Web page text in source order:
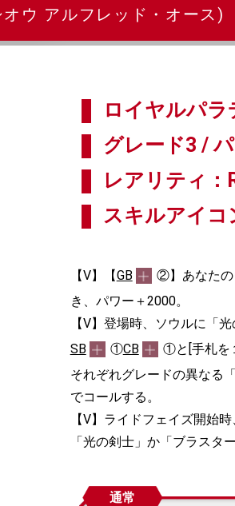
ウ アルフレッド・オース)
ロイヤルパ
グレード3 /
レアリティ：
スキルアイコ
【V】【GB
②】あなたの
き、パワー＋2000。
【V】登場時、ソウルに「
SB
①CB
①と[手札を
それぞれグレードの異なる
でコールする。
【V】ライドフェイズ開始
「光の剣士」か「ブラスタ
通常